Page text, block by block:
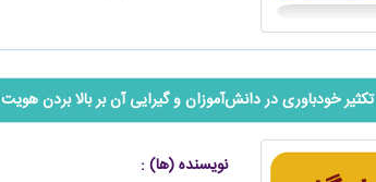
‬‬‬‬‬‬‬‬‬‬‬‬‬‬‬‬‬‬‬‬تکثیر خودباوری در دانش‌آموزان و گیرایی آن بر بالا بردن هویت
نویسنده (ها) :